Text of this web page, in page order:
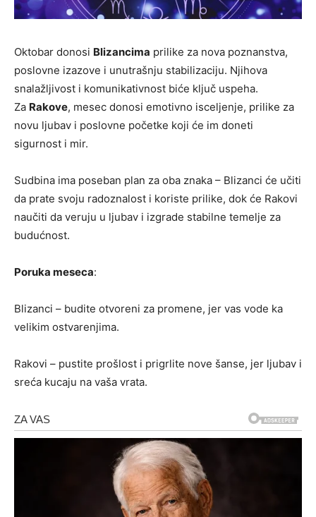
Oktobar donosi Blizancima prilike za nova poznanstva,
poslovne izazove i unutrašnju stabilizaciju. Njihova
snalažljivost i komunikativnost biće ključ uspeha.
Za Rakove, mesec donosi emotivno isceljenje, prilike za
novu ljubav i poslovne početke koji će im doneti
sigurnost i mir.
Sudbina ima poseban plan za oba znaka – Blizanci će učiti
da prate svoju radoznalost i koriste prilike, dok će Rakovi
naučiti da veruju u ljubav i izgrade stabilne temelje za
budućnost.
Poruka meseca:
Blizanci – budite otvoreni za promene, jer vas vode ka
velikim ostvarenjima.
Rakovi – pustite prošlost i prigrlite nove šanse, jer ljubav i
sreća kucaju na vaša vrata.